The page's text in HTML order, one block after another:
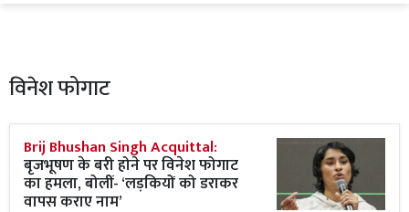
विनेश फोगाट
Brij Bhushan Singh Acquittal:
बृजभूषण के बरी होने पर विनेश फोगाट
का हमला, बोलीं- ‘लड़कियों को डराकर
वापस कराए नाम’